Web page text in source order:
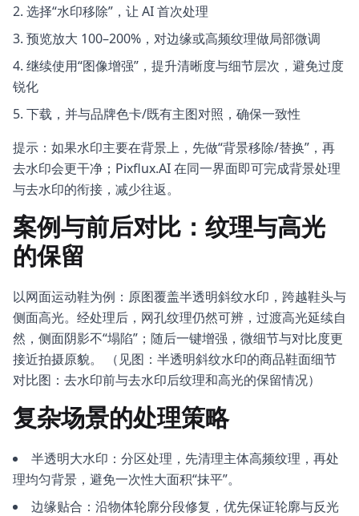
选择“水印移除”，让 AI 首次处理
预览放大 100–200%，对边缘或高频纹理做局部微调
继续使用“图像增强”，提升清晰度与细节层次，避免过度
锐化
下载，并与品牌色卡/既有主图对照，确保一致性
提示：如果水印主要在背景上，先做“背景移除/替换”，再
去水印会更干净；Pixflux.AI 在同一界面即可完成背景处理
与去水印的衔接，减少往返。
案例与前后对比：纹理与高光
的保留
以网面运动鞋为例：原图覆盖半透明斜纹水印，跨越鞋头与
侧面高光。经处理后，网孔纹理仍然可辨，过渡高光延续自
然，侧面阴影不“塌陷”；随后一键增强，微细节与对比度更
接近拍摄原貌。 （见图：半透明斜纹水印的商品鞋面细节
对比图：去水印前与去水印后纹理和高光的保留情况）
复杂场景的处理策略
半透明大水印：分区处理，先清理主体高频纹理，再处
理均匀背景，避免一次性大面积“抹平”。
边缘贴合：沿物体轮廓分段修复，优先保证轮廓与反光